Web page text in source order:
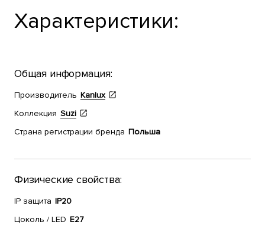
Характеристики:
Общая информация:
Производитель Kanlux
Коллекция Suzi
Страна регистрации бренда Польша
Физические свойства:
IP защита IP20
Цоколь / LED E27